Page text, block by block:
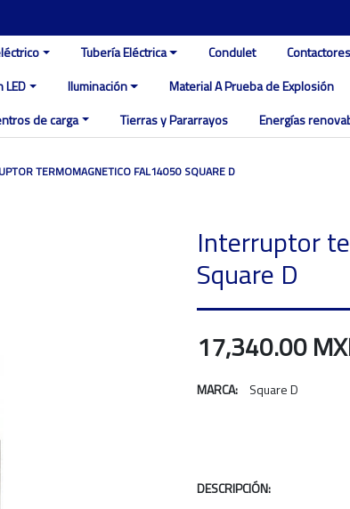
Tubería Eléctrica Condulet
LED Iluminación Material A Prueba de Explosión
de carga Tierras y Pararrayos Energías
TERMOMAGNETICO FAL14050 SQUARE D
Interruptor
Square D
17,340.00
MARCA: Square D
DESCRIPCIÓN: